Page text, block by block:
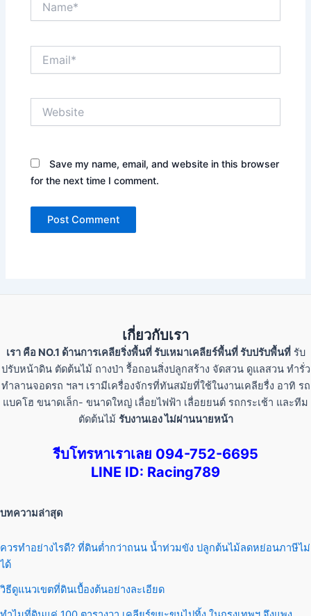
Save my name, email, and website in this browser
for the next time I comment.
เกี่ยวกับเรา
เรา คือ NO.1 ด้านการเคลียริ่งพื้นที่ รับเหมาเคลียร์พื้นที่ รับปรับพื้นที่รับ
ปรับหน้าดิน ตัดต้นไม้ ถางป่า รื้อถอนสิ่งปลูกสร้าง จัดสวน ดูแลสวน ทำรั่ว
ทำลานจอดรถ ฯลฯ เรามีเครื่องจักรที่ทันสมัยที่ใช้ในงานเคลียรื่ง อาทิ รถ
แบคโฮ ขนาดเล็ก- ขนาดใหญ่ เลื่อยไฟฟ้า เลื่อยยนต์ รถกระเช้า และทีม
ตัดต้นไม้ รับงานเอง ไม่ผ่านนายหน้า
รีบโทรหาเราเลย 094-752-6695
LINE ID: Racing789
บทความล่าสุด
ควรทำอย่างไรดี? ที่ดินต่ำกว่าถนน น้ำท่วมขัง ปลูกต้นไม้ลดหย่อนภาษีไม่
ได้
วิธีดูแนวเขตที่ดินเบื้องต้นอย่างละเอียด